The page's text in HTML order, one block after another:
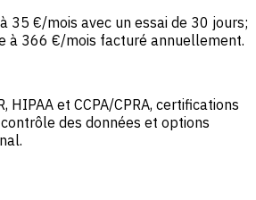
35 €/mois avec un essai de 30 jours;
à 366 €/mois facturé annuellement.
HIPAA et CCPA/CPRA, certifications
des données et options